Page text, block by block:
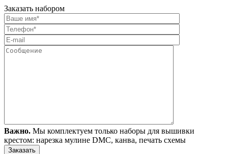
Заказать набором
Важно. Мы комплектуем только наборы для вышивки
крестом: нарезка мулине DMC, канва, печать схемы